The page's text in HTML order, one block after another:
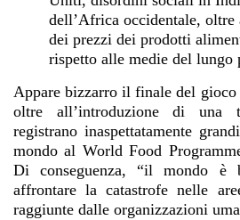
dell’Africa occidentale, oltre
dei prezzi dei prodotti
rispetto alle medie del lungo
Appare bizzarro il finale del
oltre all’introduzione di una
registrano inaspettatamente
mondo al World Food
Di conseguenza, “il mondo è
affrontare la catastrofe nelle
raggiunte dalle organizzazioni